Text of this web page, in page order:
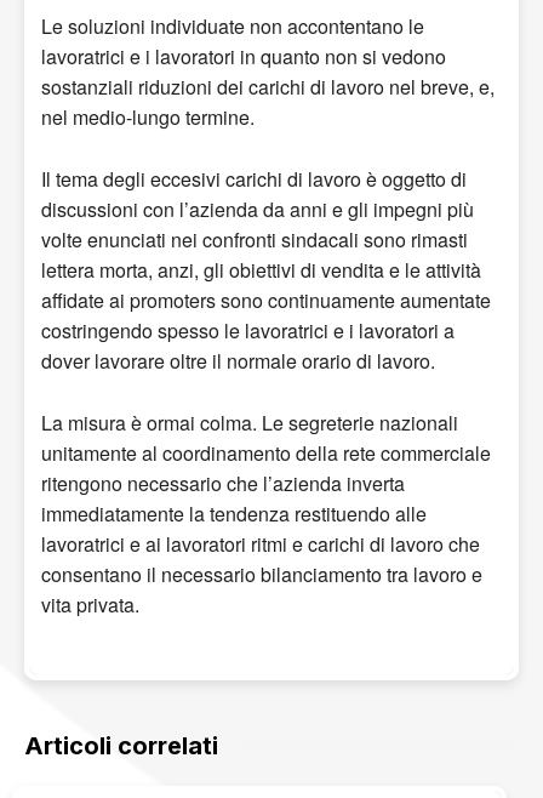
Le soluzioni individuate non accontentano le
lavoratrici e i lavoratori in quanto non si vedono
sostanziali riduzioni dei carichi di lavoro nel breve, e,
nel medio-lungo termine.
Il tema degli eccesivi carichi di lavoro è oggetto di
discussioni con l’azienda da anni e gli impegni più
volte enunciati nei confronti sindacali sono rimasti
lettera morta, anzi, gli obiettivi di vendita e le attività
affidate ai promoters sono continuamente aumentate
costringendo spesso le lavoratrici e i lavoratori a
dover lavorare oltre il normale orario di lavoro.
La misura è ormai colma. Le segreterie nazionali
unitamente al coordinamento della rete commerciale
ritengono necessario che l’azienda inverta
immediatamente la tendenza restituendo alle
lavoratrici e ai lavoratori ritmi e carichi di lavoro che
consentano il necessario bilanciamento tra lavoro e
vita privata.
Articoli correlati